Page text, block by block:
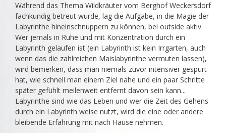
Während das Thema Wildkräuter vom Berghof Weckersdorf
fachkundig betreut wurde, lag die Aufgabe, in die Magie der
Labyrinthe hineinschnuppern zu können, bei outside aktiv.
Wer jemals in Ruhe und mit Konzentration durch ein
Labyrinth gelaufen ist (ein Labyrinth ist kein Irrgarten, auch
wenn das die zahlreichen Maislabyrinthe vermuten lassen),
wird bemerken, dass man niemals zuvor intensiver gespürt
hat, wie schnell man einem Ziel nahe und ein paar Schritte
später gefühlt meilenweit entfernt davon sein kann...
Labyrinthe sind wie das Leben und wer die Zeit des Gehens
durch ein Labyrinth weise nutzt, wird die eine oder andere
bleibende Erfahrung mit nach Hause nehmen.